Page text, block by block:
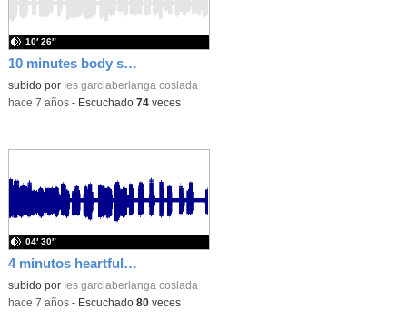
10 minutes body scan ENG
subido por Ies garciaberlanga coslada
10′ 26″
-hace 7 años- Escuchado 74veces
4 minutos heartfulness ESP
subido por Ies garciaberlanga coslada
04′ 30″
-hace 7 años- Escuchado 80veces